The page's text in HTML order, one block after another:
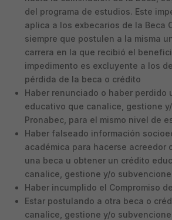
del programa de estudios. Este
aplica a los exbecarios de la Beca
siempre que postulen a la misma
carrera en la que recibió el
impedimento es excluyente a los
pérdida de la beca o crédito
Haber renunciado o haber perdido
educativo que canalice, gestione
Pronabec, para el mismo nivel de
Haber falseado información
académica para hacerse acreedor
una beca u obtener un crédito
canalice, gestione y/o
Haber incumplido el Compromiso
Estar postulando a otra beca o
canalice, gestione y/o